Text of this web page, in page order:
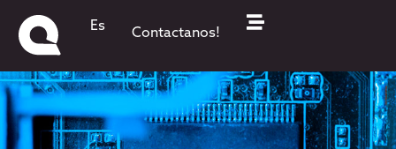
Es Contactanos!